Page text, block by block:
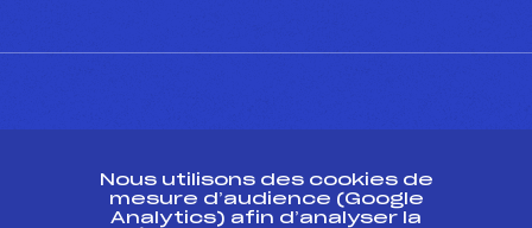
Nous utilisons des cookies de
mesure d’audience (Google
Analytics) afin d’analyser la